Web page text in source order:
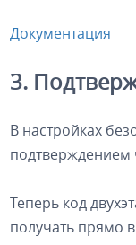
Документация
3.
В настройках
подтверждением
Теперь код
получать прямо